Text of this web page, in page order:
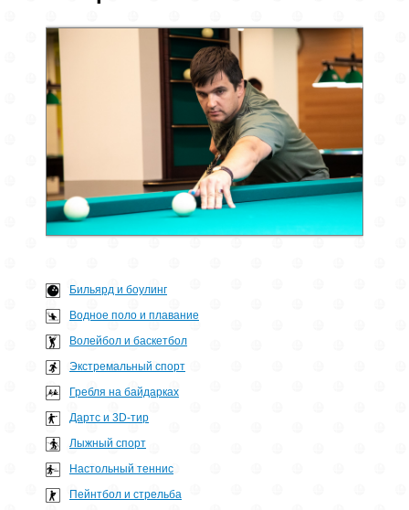
Бильярд и боулинг
Водное поло и плавание
Волейбол и баскетбол
Экстремальный спорт
Гребля на байдарках
Дартс и 3D-тир
Лыжный спорт
Настольный теннис
Пейнтбол и стрельба